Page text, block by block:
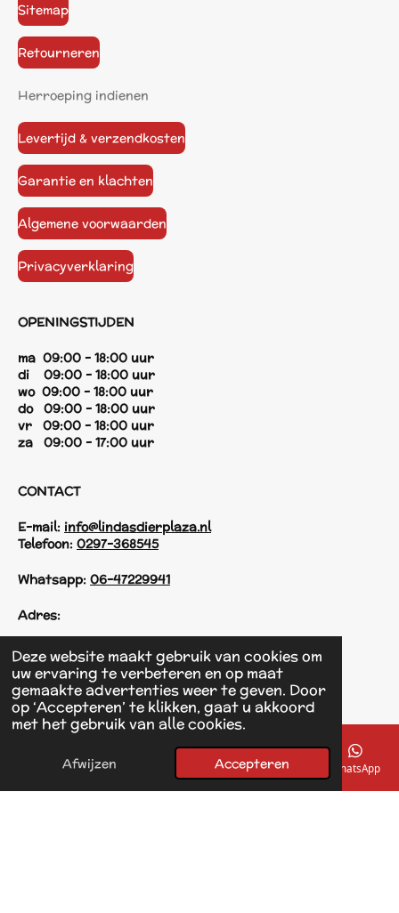
Deze website maakt gebruik van cookies om
uw ervaring te verbeteren en op maat
gemaakte advertenties weer te geven. Door
op ‘Accepteren’ te klikken, gaat u akkoord
met het gebruik van alle cookies.
Afwijzen Accepteren
Sitemap
Retourneren
Herroeping indienen
Levertijd & verzendkosten
Garantie en klachten
Algemene voorwaarden
Privacyverklaring
OPENINGSTIJDEN
ma 09:00 - 18:00 uur
di 09:00 - 18:00 uur
wo 09:00 - 18:00 uur
do 09:00 - 18:00 uur
vr 09:00 - 18:00 uur
za 09:00 - 17:00 uur
CONTACT
E-mail: info@lindasdierplaza.nl
Telefoon: 0297-368545
Whatsapp: 06-47229941
Adres:
Einsteinstraat 125
1433 KH Kudelstaart
F
a
o
© 2017 - 2026 Linda's Dierplaza
E-mailadres Telefoonnummer Kaart Facebook WhatsApp